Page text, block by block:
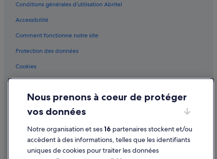
Conditions générales d’utilisation Abritel
Accessibilité
Comment fonctionne notre site
Protection des données
Cookies
Mentions légales / Nous contacter
Directives de contenu et signalement de contenus
Aide
Assistance
Nous prenons à coeur de protéger
vos données
Notre organisation et ses16 partenaires stockent et/ou
accèdent à des informations, telles que les identifiants
uniques de cookies pour traiter les données